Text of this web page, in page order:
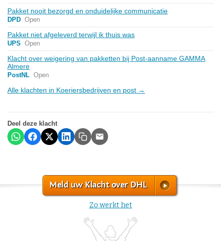
Pakket nooit bezorgd en onduidelijke communicatie
DPD Open
Pakket niet afgeleverd terwijl ik thuis was
UPS Open
Klacht over weigering van pakketten bij Post-aanname GAMMA
Almere
PostNL Open
Alle klachten in Koeriersbedrijven en post →
Deel deze klacht
Meld uw Klacht over DHL
Zo werkt het